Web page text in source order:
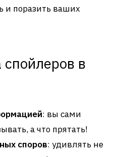
и поразить ваших
в
: вы сами
а что прятать!
споров: удивлять не